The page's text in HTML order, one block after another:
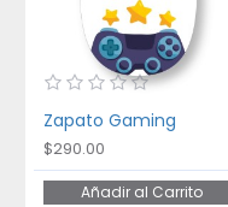
Zapato Gaming
$290.00
Añadir al Carrito